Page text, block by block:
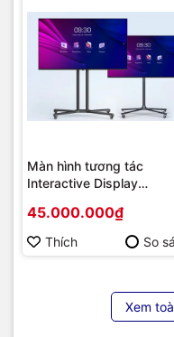
Màn hình tương tác
Interactive Display
86 | Cấu hình cao cấp |
Hàng chính hãng
45.000.000₫
Thích So
Xem